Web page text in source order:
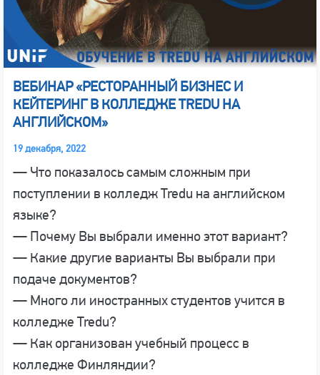
ВЕБИНАР «РЕСТОРАННЫЙ БИЗНЕС И
КЕЙТЕРИНГ В КОЛЛЕДЖЕ TREDU НА
АНГЛИЙСКОМ»
19 декабря, 2022
— Что показалось самым сложным при
поступлении в колледж Tredu на английском
языке?
— Почему Вы выбрали именно этот вариант?
— Какие другие варианты Вы выбрали при
подаче документов?
— Много ли иностранных студентов учится в
колледже Tredu?
— Как организован учебный процесс в
колледже Финляндии?